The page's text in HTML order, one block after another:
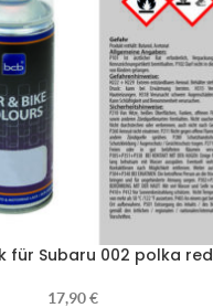
für Subaru 002 polka red
17,90€